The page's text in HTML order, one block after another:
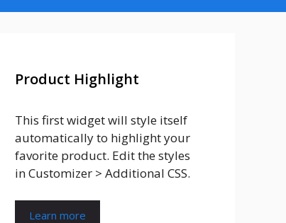
Product Highlight
This first widget will style itself
automatically to highlight your
favorite product. Edit the styles
in Customizer > Additional CSS.
Learn more